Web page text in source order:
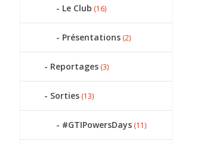
Le Club (16)
Présentations(2)
Reportages(3)
Sorties(13)
#GTIPowersDays(11)